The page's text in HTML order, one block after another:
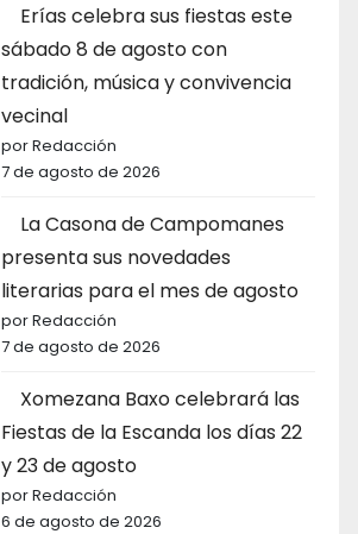
Erías celebra sus fiestas este
sábado 8 de agosto con
tradición, música y convivencia
vecinal
por Redacción
7 de agosto de 2026
La Casona de Campomanes
presenta sus novedades
literarias para el mes de agosto
por Redacción
7 de agosto de 2026
Xomezana Baxo celebrará las
Fiestas de la Escanda los días 22
y 23 de agosto
por Redacción
6 de agosto de 2026